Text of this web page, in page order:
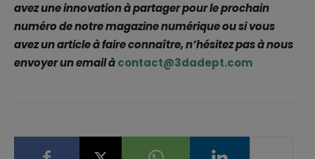
avez une innovation à partager pour le prochain
numéro de notre magazine numérique ou si vous
avez un article à faire connaître, n’hésitez pas à nous
envoyer un email àcontact@3dadept.com